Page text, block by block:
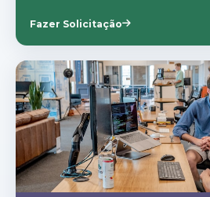
Fazer Solicitação